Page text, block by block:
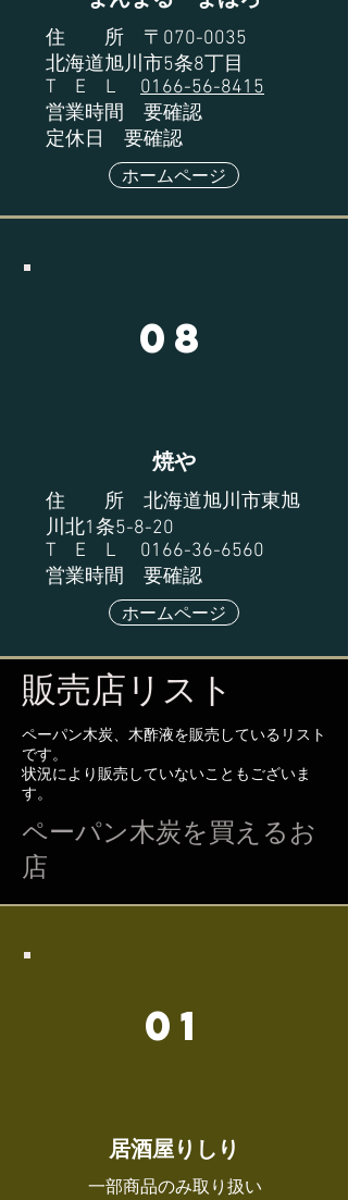
住 所 〒070-0035
北海道旭川市5条8丁目
T E L 0166-56-8415
営業時間 要確認
定休日 要確認
ホームページ
08
​焼や
住 所 北海道旭川市東旭
川北1条5-8-20
T E L
0166-36-6560
営業時間 要確認
ホームページ
販売店リスト
​ペーパン木炭、木酢液を販売しているリスト
です。
​状況により販売していないこともございま
す。
​ペーパン木炭を買えるお
店
01
居酒屋りしり
​一部商品のみ取り扱い